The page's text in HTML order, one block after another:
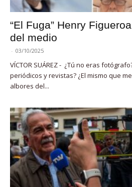
“El Fuga” Henry
del medio
- 03/10/2025
VÍCTOR SUÁREZ - ¿Tú no eras
periódicos y revistas? ¿El mismo que
albores del...